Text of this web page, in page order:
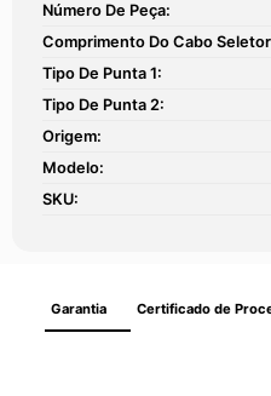
Número De Peça:
Comprimento Do Cabo
Tipo De Punta 1:
Tipo De Punta 2:
Origem:
Modelo:
SKU:
Garantia Certificado de